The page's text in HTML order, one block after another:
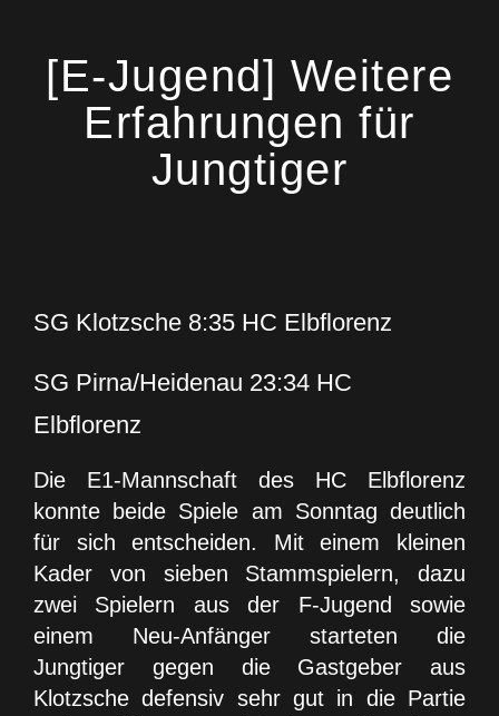
[E-Jugend] Weitere
Erfahrungen für
Jungtiger
SG Klotzsche 8:35 HC Elbflorenz
SG Pirna/Heidenau 23:34 HC
Elbflorenz
Die E1-Mannschaft des HC Elbflorenz
konnte beide Spiele am Sonntag deutlich
für sich entscheiden. Mit einem kleinen
Kader von sieben Stammspielern, dazu
zwei Spielern aus der F-Jugend sowie
einem Neu-Anfänger starteten die
Jungtiger gegen die Gastgeber aus
Klotzsche defensiv sehr gut in die Partie